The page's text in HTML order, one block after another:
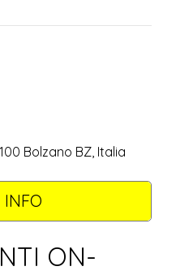
Bolzano BZ, Italia
INFO
ON-